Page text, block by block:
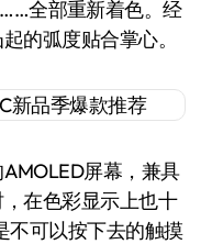
全部重新着色。经
的弧度贴合掌心。
屏幕，兼具
在色彩显示上也十
不可以按下去的触摸